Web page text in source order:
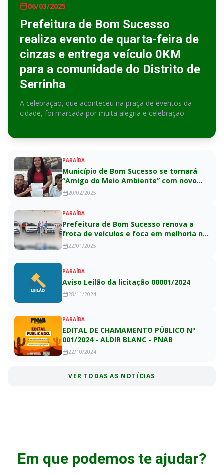
06/03/2025
Prefeitura de Bom Sucesso
realiza evento de quarta-feira de
cinzas e entrega veículo 0KM
para a comunidade do Distrito de
Serrinha
A celebração, que aconteceu na praça de eventos da
cidade, foi marcada por muita alegria e celebração
PARAÍBA
Município de Bom Sucesso se tornará
“Amigo do Meio Ambiente” com novo
Projeto de Lei
20/02/2025
PARAÍBA
Prefeitura de Bom Sucesso renova a
frota de veículos e foca em melhoria na
prestação de serviços à população
22/01/2025
PARAÍBA
Aviso Leilão da licitação 00001/2024
28/11/2024
PARAÍBA
EDITAL DE CHAMAMENTO PÚBLICO Nº
001/2024 - ALDIR BLANC - PNAB
22/10/2024
VER TODAS AS NOTÍCIAS
Em que podemos te ajudar?